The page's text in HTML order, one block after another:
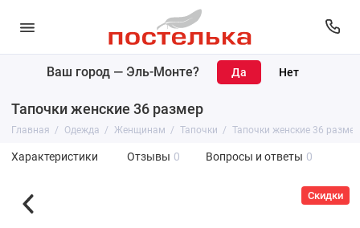
Ваш город — Эль-Монте?
Тапочки женские 36 размер
Главная Одежда Женщинам Тапочки Тапочки женские 36 размер
Характеристики Отзывы 0 Вопросы и ответы 0
Скидки